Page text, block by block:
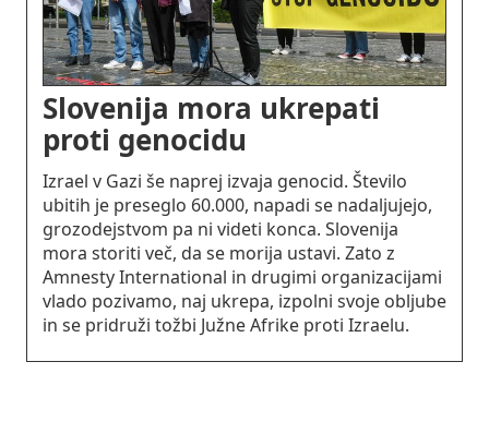
Slovenija mora ukrepati
proti genocidu
Izrael v Gazi še naprej izvaja genocid. Število
ubitih je preseglo 60.000, napadi se nadaljujejo,
grozodejstvom pa ni videti konca. Slovenija
mora storiti več, da se morija ustavi. Zato z
Amnesty International in drugimi organizacijami
vlado pozivamo, naj ukrepa, izpolni svoje obljube
in se pridruži tožbi Južne Afrike proti Izraelu.